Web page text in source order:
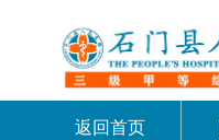
返回首页